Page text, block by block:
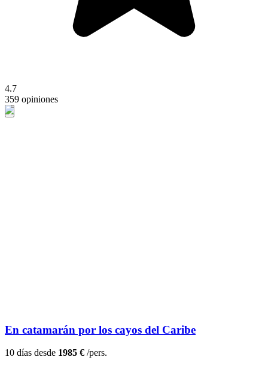
4.7
359 opiniones
En catamarán por los cayos del Caribe
10 días desde 1985 € /pers.